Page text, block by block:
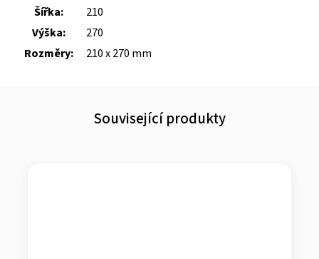
Šířka:
210
Výška:
270
Rozměry:
210 x 270 mm
Související produkty